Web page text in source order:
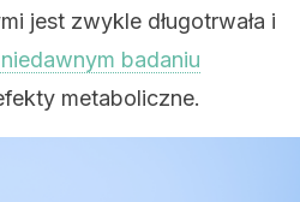
jest zwykle długotrwała i
badaniu
metaboliczne.